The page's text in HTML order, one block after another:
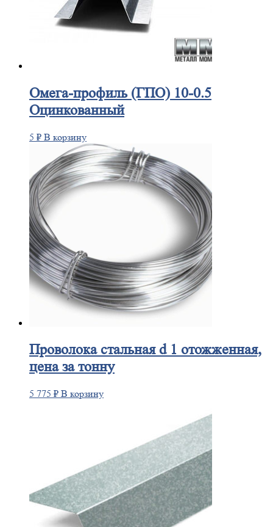
Омега-профиль(ГПО) 10-0.5
Оцинкованный
5 ₽ В корзину
Проволокастальная d 1 отожженная,
цена за тонну
5 775 ₽ В корзину